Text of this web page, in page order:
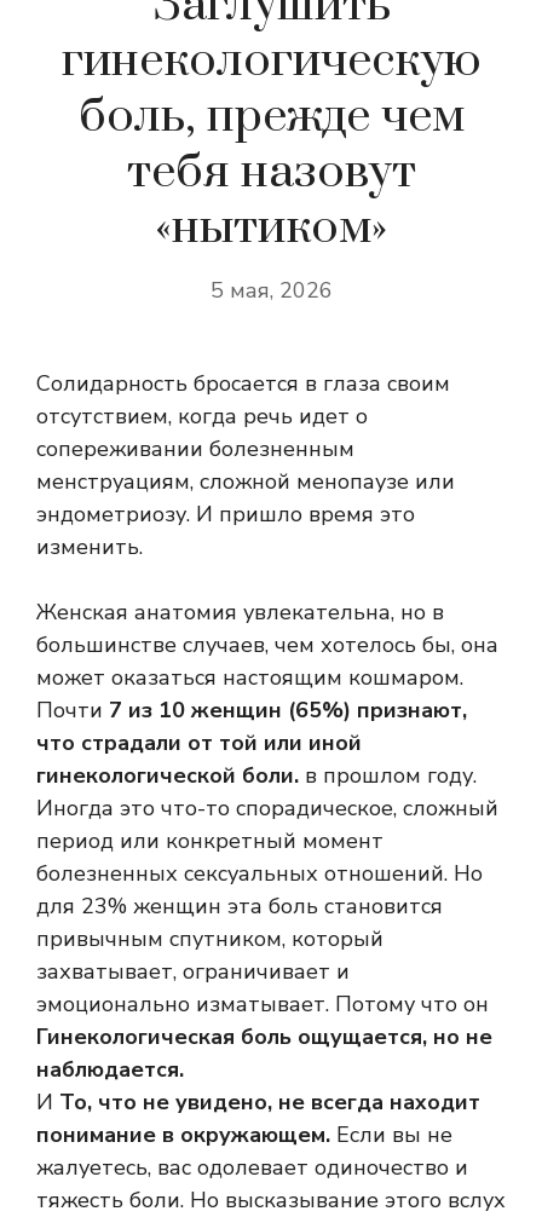
гинекологическую
боль, прежде чем
тебя назовут
«нытиком»
5 мая, 2026
Солидарность бросается в глаза своим
отсутствием, когда речь идет о
сопереживании болезненным
менструациям, сложной менопаузе или
эндометриозу. И пришло время это
изменить.
Женская анатомия увлекательна, но в
большинстве случаев, чем хотелось бы, она
может оказаться настоящим кошмаром.
Почти 7 из 10 женщин (65%) признают,
что страдали от той или иной
гинекологической боли. в прошлом году.
Иногда это что-то спорадическое, сложный
период или конкретный момент
болезненных сексуальных отношений. Но
для 23% женщин эта боль становится
привычным спутником, который
захватывает, ограничивает и
эмоционально изматывает. Потому что он
Гинекологическая боль ощущается, но не
наблюдается.
И То, что не увидено, не всегда находит
понимание в окружающем. Если вы не
жалуетесь, вас одолевает одиночество и
тяжесть боли. Но высказывание этого вслух